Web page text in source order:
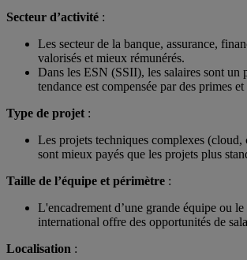
Secteur d’activité :
Les secteur de la banque, assurance,
valorisés et mieux rémunérés.
Dans les ESN (SSII), les salaires sont un
tendance est compensée par des primes
Type de projet :
Les projets techniques complexes
sont mieux payés que les projets plus
Taille de l’équipe et périmètre :
L'encadrement d’une grande équipe ou
international offre des opportunités de
Localisation :